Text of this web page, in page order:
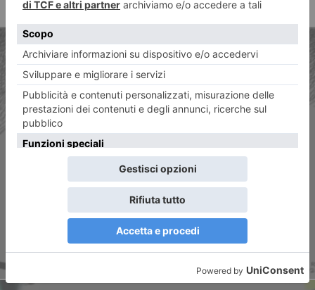
ARTICOLO PRECEDENTE
Nero petrolio